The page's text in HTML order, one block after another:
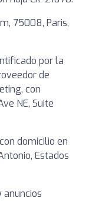
75008, Paris,
por la
de
con
NE, Suite
domicilio en
Estados
anuncios